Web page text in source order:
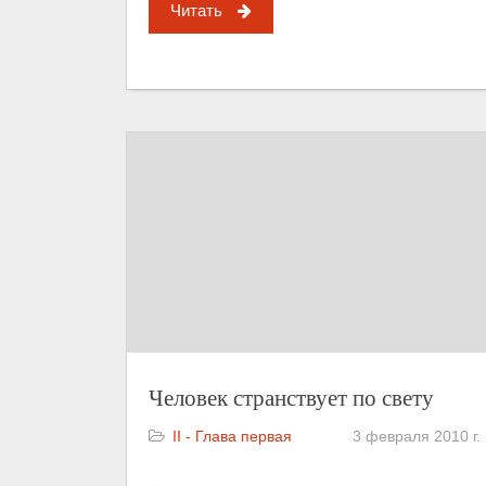
Читать
Человек странствует по свету
II - Глава первая 3 февраля 2010 г.